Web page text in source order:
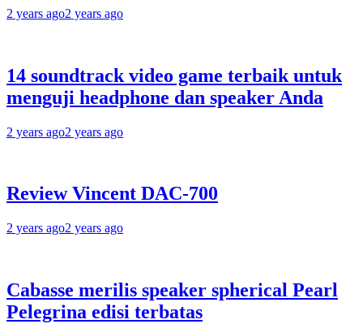
2 years ago2 years ago
14 soundtrack video game terbaik untuk
menguji headphone dan speaker Anda
2 years ago2 years ago
Review Vincent DAC-700
2 years ago2 years ago
Cabasse merilis speaker spherical Pearl
Pelegrina edisi terbatas